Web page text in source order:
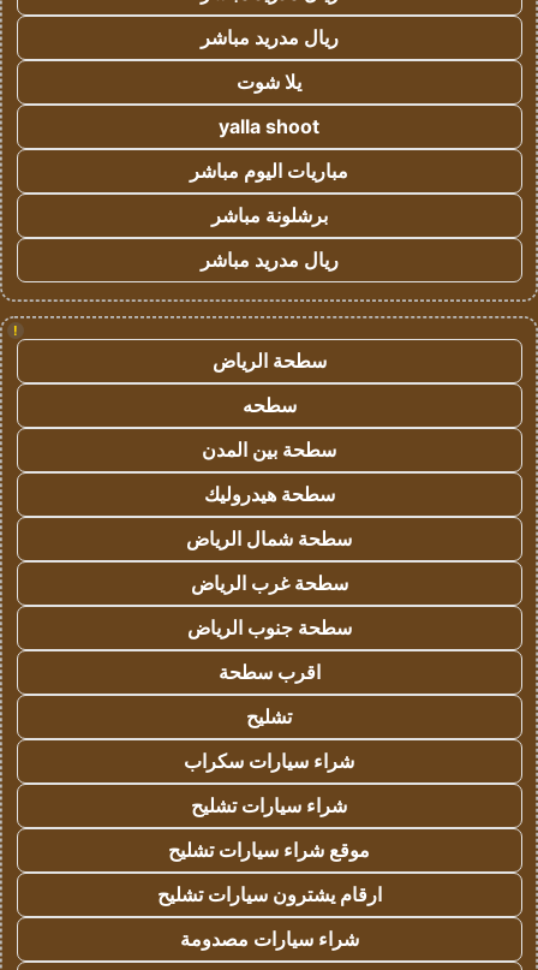
ريال مدريد مباشر
يلا شوت
yalla shoot
مباريات اليوم مباشر
برشلونة مباشر
ريال مدريد مباشر
!
سطحة الرياض
سطحه
سطحة بين المدن
سطحة هيدروليك
سطحة شمال الرياض
سطحة غرب الرياض
سطحة جنوب الرياض
اقرب سطحة
تشليح
شراء سيارات سكراب
شراء سيارات تشليح
موقع شراء سيارات تشليح
ارقام يشترون سيارات تشليح
شراء سيارات مصدومة